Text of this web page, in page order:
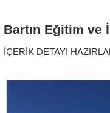
Bartın Eğitim ve
İÇERİK DETAYI